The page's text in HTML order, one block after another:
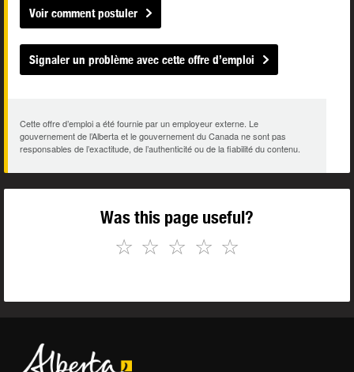
Voir comment postuler
Signaler un problème avec cette offre d’emploi
Cette offre d’emploi a été fournie par un employeur externe. Le
gouvernement de l’Alberta et le gouvernement du Canada ne sont pas
responsables de l’exactitude, de l’authenticité ou de la fiabilité du contenu.
Was this page useful?
☆
☆
☆
☆
☆